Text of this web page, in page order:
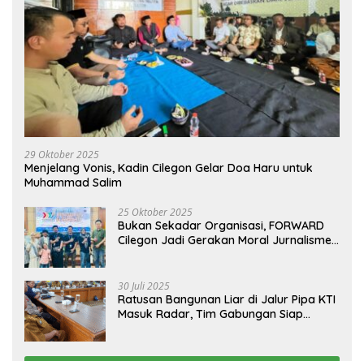
29 Oktober 2025
Menjelang Vonis, Kadin Cilegon Gelar Doa Haru untuk
Muhammad Salim
25 Oktober 2025
Bukan Sekadar Organisasi, FORWARD
Cilegon Jadi Gerakan Moral Jurnalisme
30 Juli 2025
Ratusan Bangunan Liar di Jalur Pipa KTI
Masuk Radar, Tim Gabungan Siap